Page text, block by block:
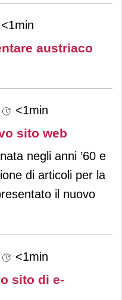
<1min
austriaco
<1min
sito web
negli anni ’60 e
di articoli per la
il nuovo
<1min
sito di e-